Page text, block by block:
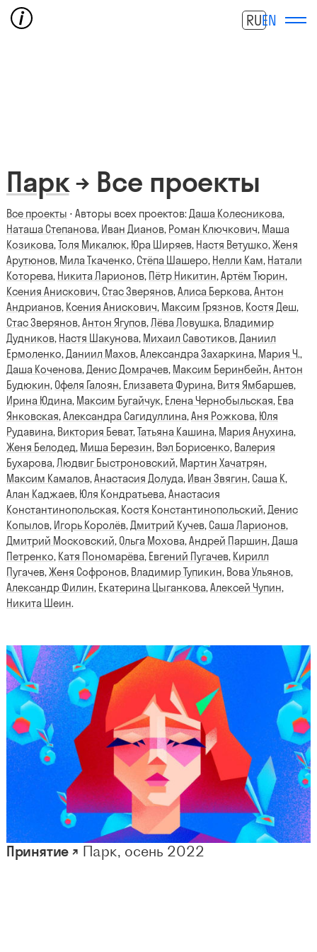
RUEN
Парк→ Все проекты
Все проекты ⋅ Авторы всех проектов:Даша Колесникова,
Наташа Степанова, Иван Дианов, Роман Ключкович, Маша
Козикова,Толя Микалюк, Юра Ширяев, Настя Ветушко,Женя
Арутюнов, Мила Ткаченко, Стёпа Шашеро, Нелли Кам, Натали
Которева, Никита Ларионов, Пётр Никитин,Артём Тюрин,
Ксения Анискович, Стас Зверянов,Алиса Беркова,Антон
Андрианов, Ксения Анискович, Максим Грязнов, Костя Деш,
Стас Зверянов,Антон Ягупов,Лёва Ловушка, Владимир
Дудников, Настя Шакунова, Михаил Савотиков,Даниил
Ермоленко,Даниил Махов,Александра Захаркина, Мария Ч.,
Даша Коченова,Денис Домрачев, Максим Беринбейн,Антон
Будюкин, Офеля Галоян, Елизавета Фурина, Витя Ямбаршев,
Ирина Юдина, Максим Бугайчук, Елена Чернобыльская, Ева
Янковская,Александра Сагидуллина,Аня Рожкова, Юля
Рудавина, Виктория Беват,Татьяна Кашина, Мария Анухина,
Женя Белодед, Миша Березин, Вэл Борисенко, Валерия
Бухарова,Людвиг Быстроновский, Мартин Хачатрян,
Максим Камалов,Анастасия Долуда, Иван Звягин, Саша К,
Алан Каджаев, Юля Кондратьева,Анастасия
Константинопольская, Костя Константинопольский,Денис
Копылов, Игорь Королёв,Дмитрий Кучев, Саша Ларионов,
Дмитрий Московский, Ольга Мохова,Андрей Паршин,Даша
Петренко, Катя Пономарёва, Евгений Пугачев, Кирилл
Пугачев,Женя Софронов, Владимир Тупикин, Вова Ульянов,
Александр Филин, Екатерина Цыганкова,Алексей Чупин,
Никита Шеин.
Принятие ↗ Парк, осень 2022